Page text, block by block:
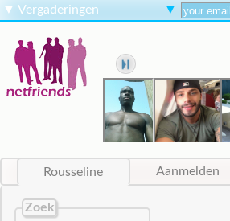
▼ Vergaderingen ▼
Rousseline Aanmelden
Zoek